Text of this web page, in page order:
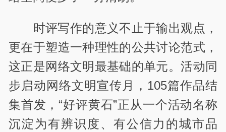
时评写作的意义不止于输出观点，
更在于塑造一种理性的公共讨论范式，
这正是网络文明最基础的单元。活动同
步启动网络文明宣传月，105篇作品结
集首发，“好评黄石”正从一个活动名称
沉淀为有辨识度、有公信力的城市品